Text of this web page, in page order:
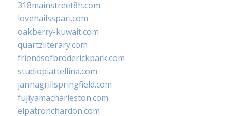
318mainstreet8h.com
lovenailsspari.com
oakberry-kuwait.com
quartzliterary.com
friendsofbroderickpark.com
studiopiattellina.com
jannagrillspringfield.com
fujiyamacharleston.com
elpatronchardon.com